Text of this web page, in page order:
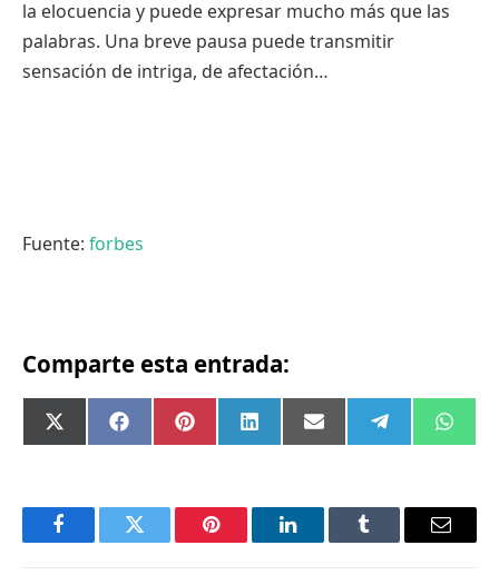
la elocuencia y puede expresar mucho más que las
palabras. Una breve pausa puede transmitir
sensación de intriga, de afectación…
Fuente: forbes
Comparte esta entrada:
Compartir
en
X
(Twitter)
Compartir
en
FacebookCompartir
en
PinterestCompartir
en
LinkedInCompartir
en
Email Compartir
en
Telegram
en
FacebookTwitter Pinterest LinkedInTumblr Email